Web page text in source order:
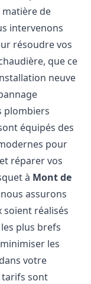
matière de
intervenons
résoudre vos
que ce
neuve
plombiers
équipés des
pour
réparer vos
à Mont de
assurons
soient réalisés
plus brefs
les
votre
tarifs sont